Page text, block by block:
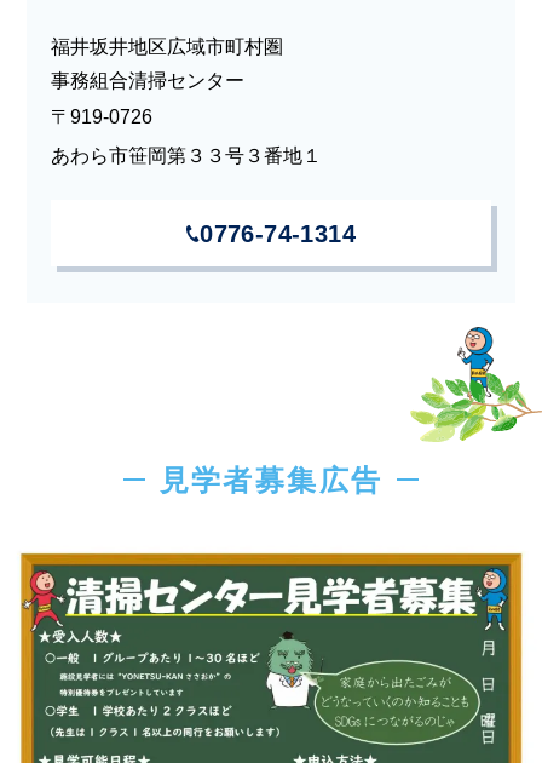
福井坂井地区広域市町村圏
事務組合清掃センター
〒919-0726
あわら市笹岡第３３号３番地１
0776-74-1314
見学者募集広告